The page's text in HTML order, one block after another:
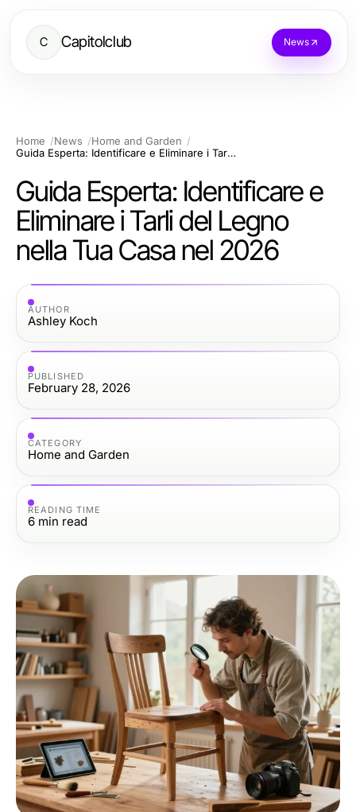
C Capitolclub News
Home News
Home and Garden
Guida Esperta: Identificare e Eliminare i Tarli del Legno nella Tua Casa nel 2026
Guida Esperta: Identificare e
Eliminare i Tarli del Legno
nella Tua Casa nel 2026
AUTHOR
Ashley Koch
PUBLISHED
February 28, 2026
CATEGORY
Home and Garden
READING TIME
6 min read